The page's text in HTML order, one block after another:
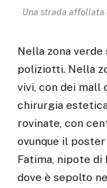
Una strada affollata
Nella zona
poliziotti. Nella
vivi, con dei mall
chirurgia
rovinate, con
ovunque il
Fatima, nipote di
dove è sepolto